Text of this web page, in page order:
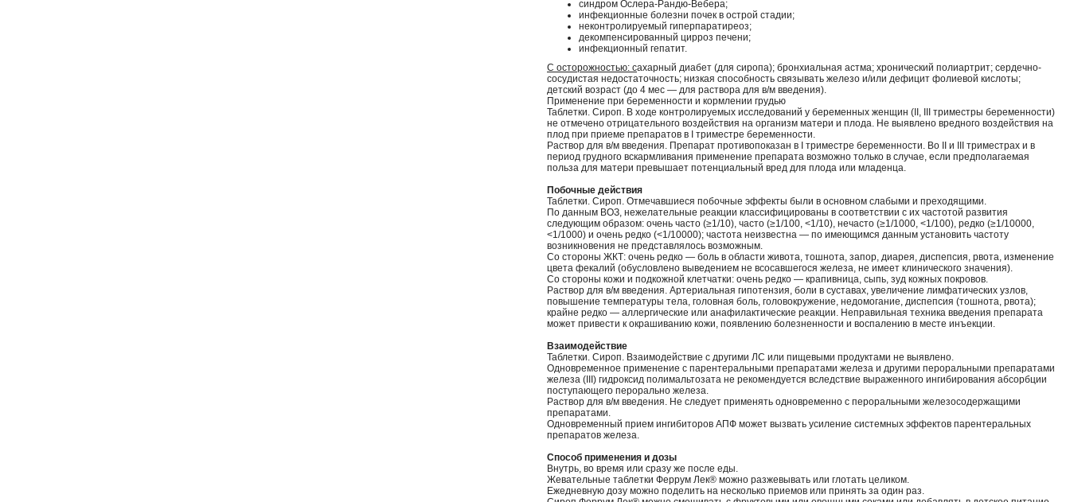
синдром Ослера-Рандю-Вебера;
инфекционные болезни почек в острой стадии;
неконтролируемый гиперпаратиреоз;
декомпенсированный цирроз печени;
инфекционный гепатит.
С осторожностью: сахарный диабет (для сиропа); бронхиальная астма; хронический полиартрит; сердечно-
сосудистая недостаточность; низкая способность связывать железо и/или дефицит фолиевой кислоты;
детский возраст (до 4 мес — для раствора для в/м введения).
Применение при беременности и кормлении грудью
Таблетки. Сироп. В ходе контролируемых исследований у беременных женщин (II, III триместры беременности)
не отмечено отрицательного воздействия на организм матери и плода. Не выявлено вредного воздействия на
плод при приеме препаратов в I триместре беременности.
Раствор для в/м введения. Препарат противопоказан в I триместре беременности. Во II и III триместрах и в
период грудного вскармливания применение препарата возможно только в случае, если предполагаемая
польза для матери превышает потенциальный вред для плода или младенца.
Побочные действия
Таблетки. Сироп. Отмечавшиеся побочные эффекты были в основном слабыми и преходящими.
По данным ВОЗ, нежелательные реакции классифицированы в соответствии с их частотой развития
следующим образом: очень часто (≥1/10), часто (≥1/100, <1/10), нечасто (≥1/1000, <1/100), редко (≥1/10000,
<1/1000) и очень редко (<1/10000); частота неизвестна — по имеющимся данным установить частоту
возникновения не представлялось возможным.
Со стороны ЖКТ: очень редко — боль в области живота, тошнота, запор, диарея, диспепсия, рвота, изменение
цвета фекалий (обусловлено выведением не всосавшегося железа, не имеет клинического значения).
Со стороны кожи и подкожной клетчатки: очень редко — крапивница, сыпь, зуд кожных покровов.
Раствор для в/м введения. Артериальная гипотензия, боли в суставах, увеличение лимфатических узлов,
повышение температуры тела, головная боль, головокружение, недомогание, диспепсия (тошнота, рвота);
крайне редко — аллергические или анафилактические реакции. Неправильная техника введения препарата
может привести к окрашиванию кожи, появлению болезненности и воспалению в месте инъекции.
Взаимодействие
Таблетки. Сироп. Взаимодействие с другими ЛС или пищевыми продуктами не выявлено.
Одновременное применение с парентеральными препаратами железа и другими пероральными препаратами
железа (III) гидроксид полимальтозата не рекомендуется вследствие выраженного ингибирования абсорбции
поступающего перорально железа.
Раствор для в/м введения. Не следует применять одновременно с пероральными железосодержащими
препаратами.
Одновременный прием ингибиторов АПФ может вызвать усиление системных эффектов парентеральных
препаратов железа.
Способ применения и дозы
Внутрь, во время или сразу же после еды.
Жевательные таблетки Феррум Лек® можно разжевывать или глотать целиком.
Ежедневную дозу можно поделить на несколько приемов или принять за один раз.